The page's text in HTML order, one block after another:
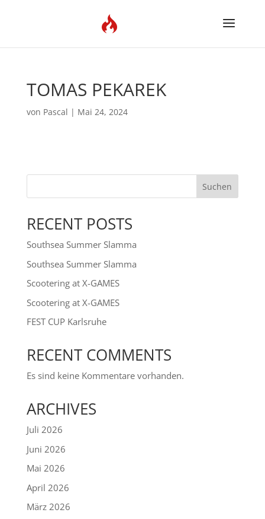
TOMAS PEKAREK
von Pascal | Mai 24, 2024
Suchen
RECENT POSTS
Southsea Summer Slamma
Southsea Summer Slamma
Scootering at X-GAMES
Scootering at X-GAMES
FEST CUP Karlsruhe
RECENT COMMENTS
Es sind keine Kommentare vorhanden.
ARCHIVES
Juli 2026
Juni 2026
Mai 2026
April 2026
März 2026